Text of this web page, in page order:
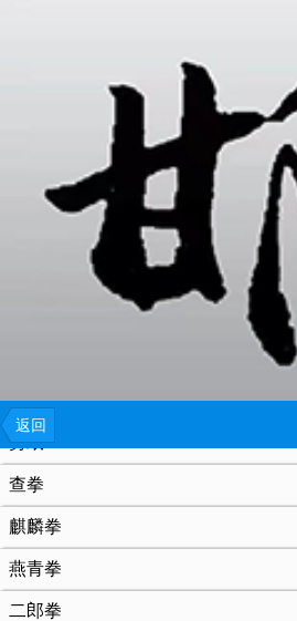
返回
五百居香肠制作技艺
二毛烧鸡制作技艺
小磨香油传统制作技艺
神马
剪纸
查拳
麒麟拳
燕青拳
二郎拳